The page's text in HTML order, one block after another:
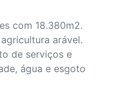
com 18.380m2.
arável.
de serviços e
água e esgoto